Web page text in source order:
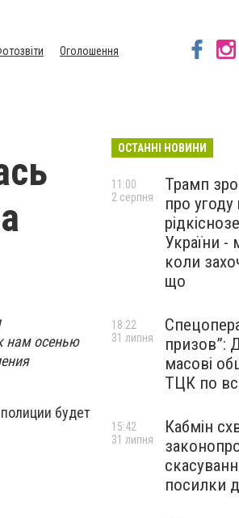
Оголошення
нам осенью
будет
ОСТАННІ НОВИНИ
Трамп
про
України
коли
що
11:00
2 серпня
призов”:
масові
ТЦК по
18:22
31 липня
Кабмін
посилки
15:42
31 липня